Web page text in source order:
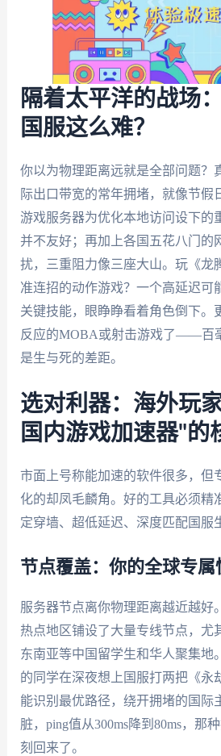
隔着太平洋的战场
国服这么难？
你以为物理距离远就是全部问题？
际出口带宽的常年拥堵，就像节假
游戏服务器为优化本地访问设下的
并不友好；再加上各国五花八门的
扰，三重阻力像三座大山。玩《龙
准连招的动作游戏？一个高延迟可
关键技能，眼睁睁看着角色倒下。
反应的MOBA或射击游戏了——百
是生与死的差距。
选对利器：海外玩
国内游戏加速器"的
市面上号称能加速的软件很多，但
化的却凤毛麟角。好的工具必须精
定穿墙、超低延迟、深度匹配国服
节点覆盖：你的全球专属
服务器节点离你物理距离越近越好
热点地区铺设了大量专线节点，尤
东南亚等中国留学生和华人聚集地
的同学在深夜想上国服打两把《永
能识别最优路径，绕开拥堵的国际
脏，ping值从300ms降到80ms，那
刻回来了。